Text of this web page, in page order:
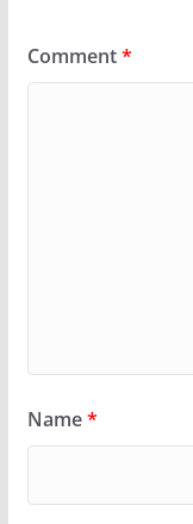
Comment*
Name*